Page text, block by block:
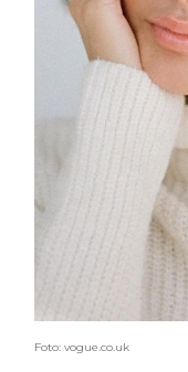
Foto: vogue.co.uk